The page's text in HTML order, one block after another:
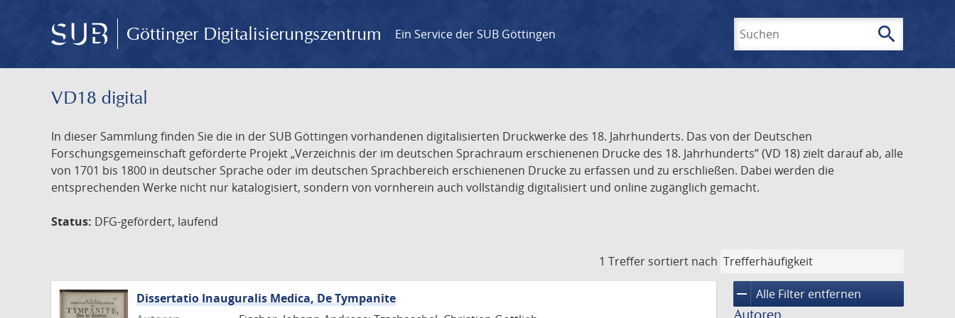
Göttinger Digitalisierungszentrum Ein Service der SUB Göttingen search
VD18 digital
In dieser Sammlung finden Sie die in der SUB Göttingen vorhandenen digitalisierten Druckwerke des 18. Jahrhunderts. Das von der Deutschen
Forschungsgemeinschaft geförderte Projekt „Verzeichnis der im deutschen Sprachraum erschienenen Drucke des 18. Jahrhunderts” (VD 18) zielt darauf ab, alle
von 1701 bis 1800 in deutscher Sprache oder im deutschen Sprachbereich erschienenen Drucke zu erfassen und zu erschließen. Dabei werden die
entsprechenden Werke nicht nur katalogisiert, sondern von vornherein auch vollständig digitalisiert und online zugänglich gemacht.
Status: DFG-gefördert, laufend
1 Treffer sortiert nach
remove Alle Filter entfernen
Dissertatio Inauguralis Medica, De Tympanite